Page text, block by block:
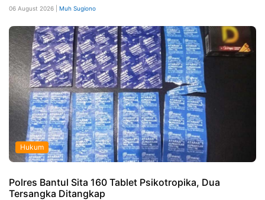
06 August 2026 | Muh Sugiono
Hukum
Polres Bantul Sita 160 Tablet Psikotropika, Dua
Tersangka Ditangkap